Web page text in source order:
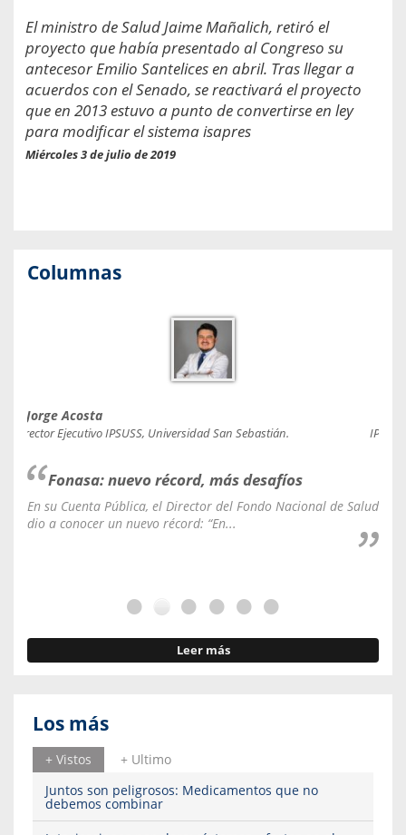
El ministro de Salud Jaime Mañalich, retiró el
proyecto que había presentado al Congreso su
antecesor Emilio Santelices en abril. Tras llegar a
acuerdos con el Senado, se reactivará el proyecto
que en 2013 estuvo a punto de convertirse en ley
para modificar el sistema isapres
Miércoles 3 de julio de 2019
Columnas
Jorge Acosta
Director Ejecutivo IPSUSS, Universidad San Sebastián.
Fonasa: nuevo récord, más desafíos
En su Cuenta Pública, el Director del Fondo Nacional de Salud
dio a conocer un nuevo récord: “En...
Leer más
Los más
+ Vistos
+ Ultimo
Juntos son peligrosos: Medicamentos que no
debemos combinar